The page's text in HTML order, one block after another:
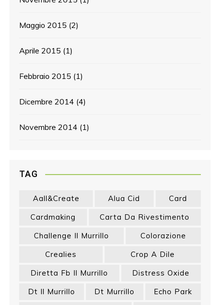
Maggio 2015 (2)
Aprile 2015 (1)
Febbraio 2015 (1)
Dicembre 2014 (4)
Novembre 2014 (1)
TAG
Aall&create Alua Cid
Card
Cardmaking
Carta Da Rivestimento
Challenge Il Murrillo
Colorazione
Crealies
Crop A Dile
Diretta Fb Il Murrillo
Distress Oxide
Dt Il Murrillo
Dt Murrillo
Echo Park